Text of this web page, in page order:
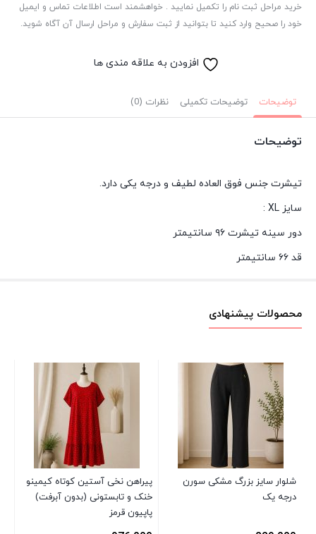
خرید مراحل ثبت نام را تکمیل نمایید . خواهشمند است اطلاعات تماس و ایمیل
خود را صحیح وارد کنید تا بتوانید از ثبت سفارش و مراحل ارسال آن آگاه شوید.
افزودن به علاقه مندی ها
توضیحات توضیحات تکمیلی نظرات (0)
توضیحات
تیشرت جنس فوق العاده لطیف و درجه یکی دارد.
سایز XL :
دور سینه تیشرت ۹۶ سانتیمتر
قد ۶۶ سانتیمتر
محصولات پیشنهادی
شلوار سایز بزرگ مشکی سورن
درجه یک
پیراهن نخی آستین کوتاه کیمینو
خنک و تابستونی (بدون آبرفت)
پاپیون قرمز